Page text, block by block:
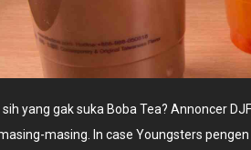
sih yang gak suka Boba Tea? Annoncer
masing. In case Youngsters